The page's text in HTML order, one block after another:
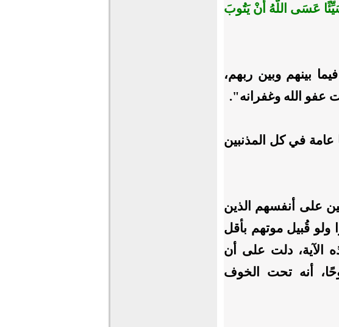
عَسَى اللَّهُ أَنْ يَتُوبَ
بينهم وبين ربهم،
عفو الله وغفرانه".
عامة في كل المذنبين
على أنفسهم الذين
ولو قُبيل موتهم بأقل
الآية، دلت على أن
أنه تحت الخوف